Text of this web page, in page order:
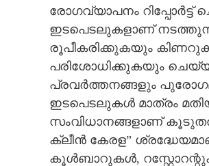
രോഗവ്യാപനം
ഇടപെടലുകളാണ്
രൂപീകരിക്കുകയും
പരിശോധിക്കുകയും
പ്രവർത്തനങ്ങളും
ഇടപെടലുകൾ മാത്രം
സംവിധാനങ്ങളാണ് കൂടുതൽ
ക്ലീൻ കേരള”
കൂൾബാറുകൾ,